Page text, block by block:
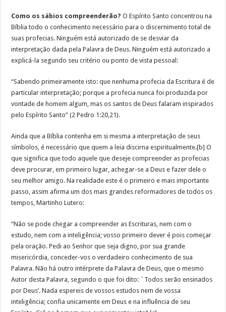
Como os sábios compreenderão? O Espírito Santo concentrou na
Bíblia todo o conhecimento necessário para o discernimento total de
suas profecias. Ninguém está autorizado de se desviar da
interpretação dada pela Palavra de Deus. Ninguém está autorizado a
explicá-la segundo seu critério ou ponto de vista pessoal:
“Sabendo primeiramente isto: que nenhuma profecia da Escritura é de
particular interpretação; porque a profecia nunca foi produzida por
vontade de homem algum, mas os santos de Deus falaram inspirados
pelo Espírito Santo” (2 Pedro 1:20,21).
Ainda que a Bíblia contenha em si mesma a interpretação de seus
símbolos, é necessário que quem a leia discirna espiritualmente.[b] O
que significa que todo aquele que deseje compreender as profecias
deve procurar, em primeiro lugar, achegar-se a Deus e fazer dele o
seu melhor amigo. Na realidade este é o primeiro e mais importante
passo, assim afirma um dos mais grandes reformadores de todos os
tempos, Martinho Lutero:
“Não se pode chegar a compreender as Escrituras, nem com o
estudo, nem com a inteligência; vosso primeiro dever é pois começar
pela oração. Pedi ao Senhor que seja digno, por sua grande
misericórdia, conceder-vos o verdadeiro conhecimento de sua
Palavra. Não há outro intérprete da Palavra de Deus, que o mesmo
Autor desta Palavra, segundo o que foi dito: `Todos serão ensinados
por Deus’. Nada espereis de vossos estudos nem de vossa
inteligência; confia unicamente em Deus e na influência de seu